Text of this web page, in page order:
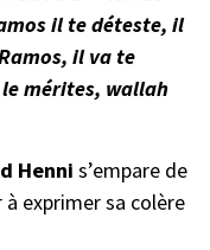
il te déteste, il
il va te
mérites, wallah
Henni s’empare de
exprimer sa colère